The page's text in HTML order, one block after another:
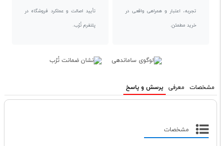
تجربه، اعتبار و همراهی واقعی در
خرید مطمئن.
تأیید اصالت و عملکرد فروشگاه در
پلتفرم تُرُب.
مشخصات معرفی پرسش و پاسخ
مشخصات